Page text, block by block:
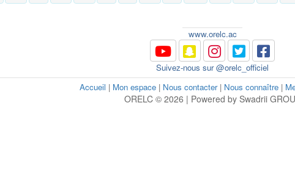
www.orelc.ac
Suivez-nous sur @orelc_officiel
Accueil | Mon espace | Nous contacter| Nous connaître |
ORELC © 2026 | Powered by Swadrii